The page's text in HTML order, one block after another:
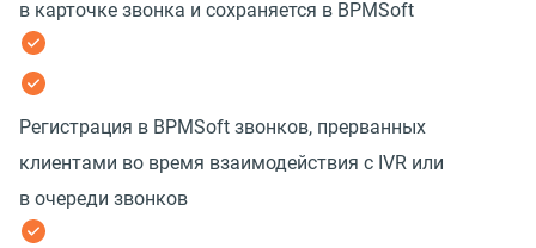
в карточке звонка и сохраняется в BPMSoft
Регистрация в BPMSoft звонков, прерванных
клиентами во время взаимодействия с IVR или
в очереди звонков